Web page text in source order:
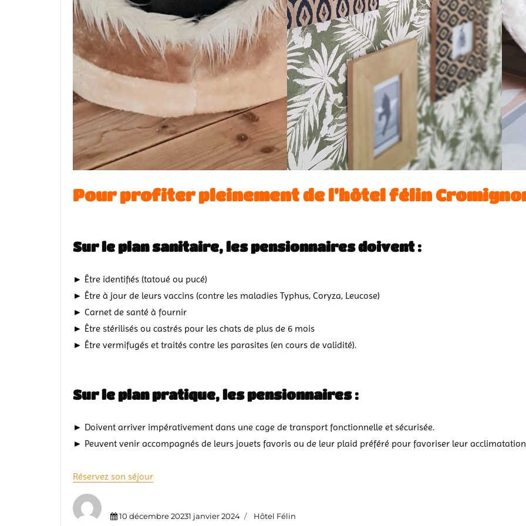
Pour profiter pleinement de l’hôtel félin
Sur le plan sanitaire, les pensionnaires doivent :
► Être identifiés (tatoué ou pucé)
► Être à jour de leurs vaccins (contre les maladies Typhus, Coryza, Leucose)
► Carnet de santé à fournir
► Être stérilisés ou castrés pour les chats de plus de 6 mois
► Être vermifugés et traités contre les parasites (en cours de validité).
Sur le plan pratique, les pensionnaires :
► Doivent arriver impérativement dans une cage de transport fonctionnelle et sécurisée.
► Peuvent venir accompagnés de leurs jouets favoris ou de leur plaid préféré pour favoriser leur
Réservez son séjour
Posted
10 décembre 20231 janvier 2024 Categories
Hôtel Félin